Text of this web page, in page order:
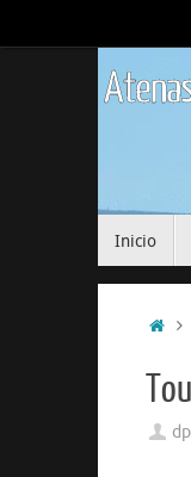
al
Inicio